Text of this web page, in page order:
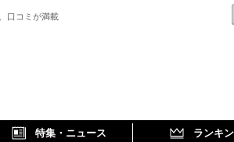
口コミが満載
特集・ニュース ランキ